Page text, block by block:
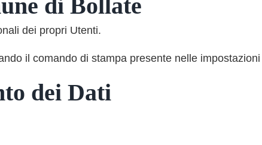
di Bollate
dei propri Utenti.
il comando di stampa presente nelle
dei Dati